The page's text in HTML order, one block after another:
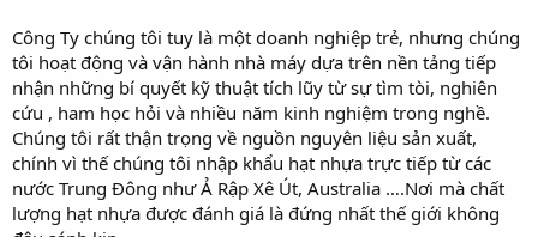
Công Ty chúng tôi tuy là một doanh nghiệp trẻ, nhưng chúng
tôi hoạt động và vận hành nhà máy dựa trên nền tảng tiếp
nhận những bí quyết kỹ thuật tích lũy từ sự tìm tòi, nghiên
cứu , ham học hỏi và nhiều năm kinh nghiệm trong nghề.
Chúng tôi rất thận trọng về nguồn nguyên liệu sản xuất,
chính vì thế chúng tôi nhập khẩu hạt nhựa trực tiếp từ các
nước Trung Đông như Ả Rập Xê Út, Australia ….Nơi mà chất
lượng hạt nhựa được đánh giá là đứng nhất thế giới không